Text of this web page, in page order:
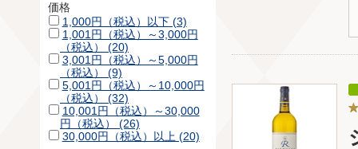
価格
1,000円（税込）以下 (3)
1,001円（税込）～3,000円
（税込） (20)
3,001円（税込）～5,000円
（税込） (9)
5,001円（税込）～10,000円
（税込） (32)
10,001円（税込）～30,000
円（税込） (26)
30,000円（税込）以上 (20)